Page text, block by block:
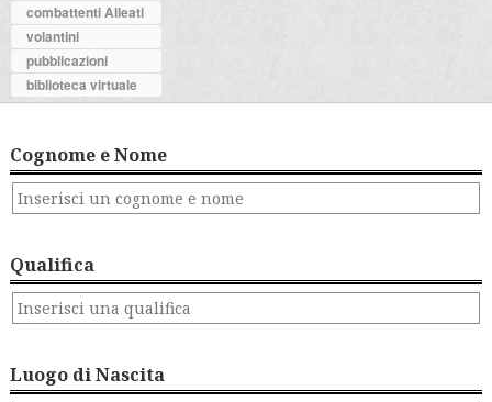
combattenti Alleati
volantini
pubblicazioni
biblioteca virtuale
Cognome e Nome
Qualifica
Luogo di Nascita